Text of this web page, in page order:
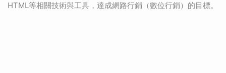
HTML等相關技術與工具，達成網路行銷（數位行銷）的目標。